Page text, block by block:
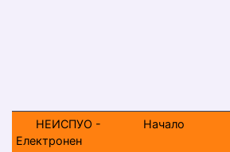
НЕИСПУО -
Електронен
Начало